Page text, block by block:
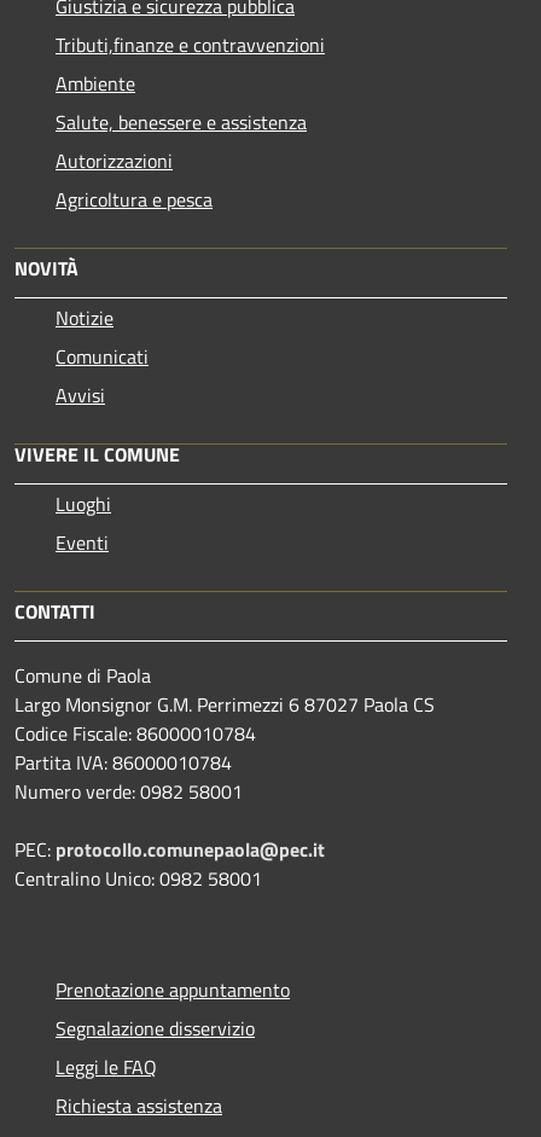
Giustizia e sicurezza pubblica
Tributi,finanze e contravvenzioni
Ambiente
Salute, benessere e assistenza
Autorizzazioni
Agricoltura e pesca
NOVITÀ
Notizie
Comunicati
Avvisi
VIVERE IL COMUNE
Luoghi
Eventi
CONTATTI
Comune di Paola
Largo Monsignor G.M. Perrimezzi 6 87027 Paola CS
Codice Fiscale: 86000010784
Partita IVA: 86000010784
Numero verde: 0982 58001
PEC: protocollo.comunepaola@pec.it
Centralino Unico: 0982 58001
Prenotazione appuntamento
Segnalazione disservizio
Leggi le FAQ
Richiesta assistenza